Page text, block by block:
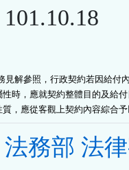
101.10.18
見解參照，行政契約若因給付
性時，應就契約整體目的及給
質，應從客觀上契約內容綜合
法務部 法